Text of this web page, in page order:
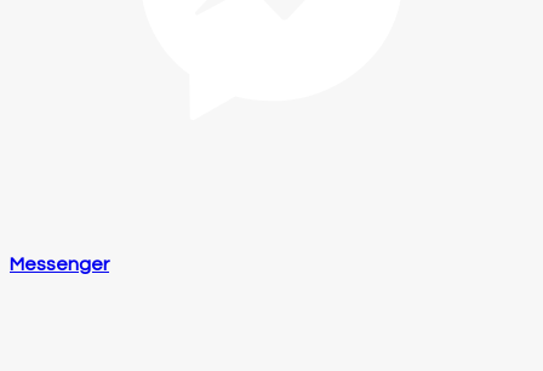
Messenger